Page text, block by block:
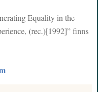
Equality in the
(rec.)[1992]” finns